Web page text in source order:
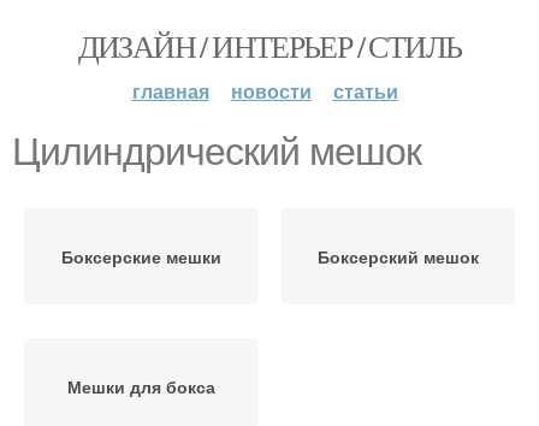
ДИЗАЙН / ИНТЕРЬЕР / СТИЛЬ
главная новости статьи
Цилиндрический мешок
Боксерские мешки Боксерский мешок
Мешки для бокса